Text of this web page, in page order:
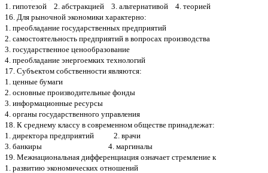
1. гипотезой 2. абстракцией 3. альтернативой 4. теорией
16. Для рыночной экономики характерно:
1. преобладание государственных предприятий
2. самостоятельность предприятий в вопросах производства
3. государственное ценообразование
4. преобладание энергоемких технологий
17. Субъектом собственности являются:
1. ценные бумаги
2. основные производительные фонды
3. информационные ресурсы
4. органы государственного управления
18. К среднему классу в современном обществе принадлежат:
1. директора предприятий 2. врачи
3. банкиры 4. маргиналы
19. Межнациональная дифференциация означает стремление к
1. развитию экономических отношений